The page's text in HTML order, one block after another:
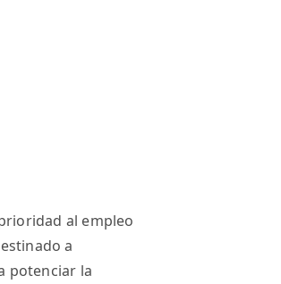
al empleo
a
potenciar la